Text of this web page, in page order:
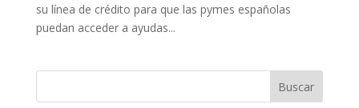
su línea de crédito para que las pymes españolas
puedan acceder a ayudas...
Buscar